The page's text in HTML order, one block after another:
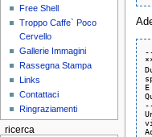
Free Shell
Troppo Caffe` Poco
Cervello
Gallerie Immagini
Rassegna Stampa
Links
Contattaci
Ringraziamenti
ricerca